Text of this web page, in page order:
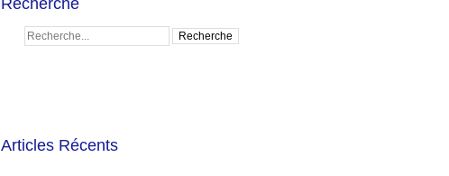
Recherche
Articles Récents